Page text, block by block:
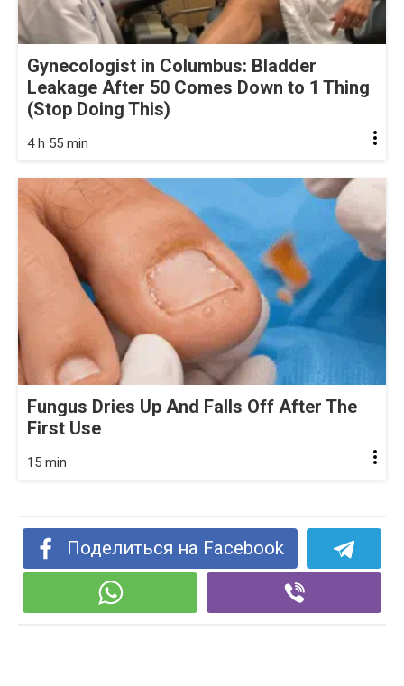
Gynecologist in Columbus: Bladder
Leakage After 50 Comes Down to 1 Thing
(Stop Doing This)
4 h 55 min
Fungus Dries Up And Falls Off After The
First Use
15 min
Поделиться на Facebook